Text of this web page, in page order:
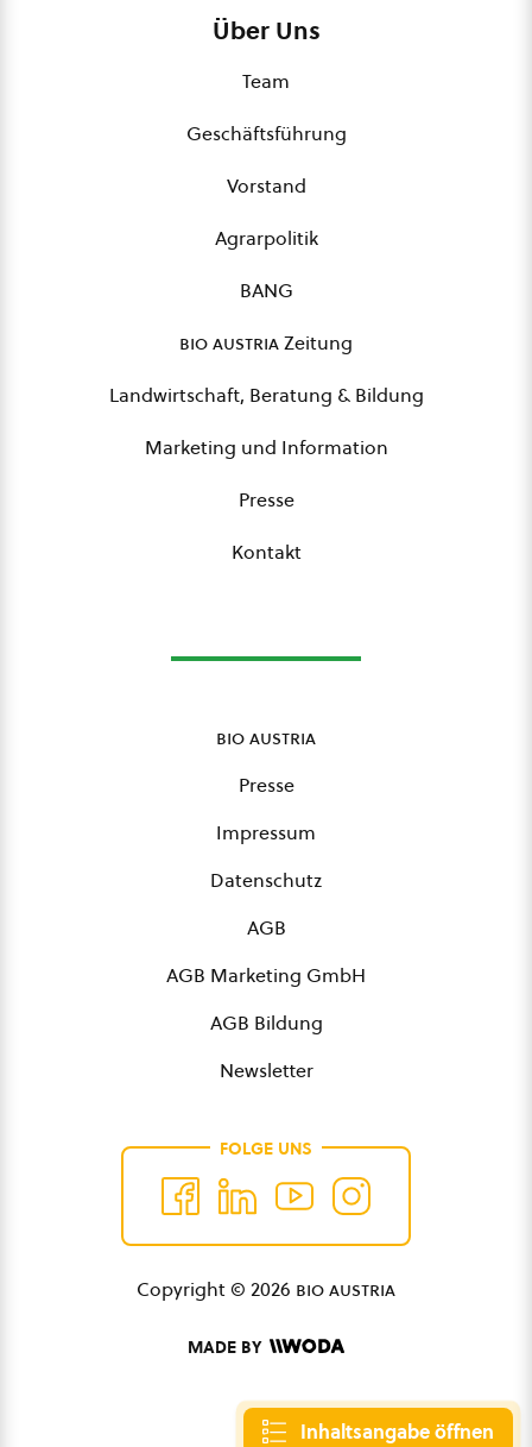
Inhaltsangabe öffnen
Über Uns
Team
Geschäftsführung
Vorstand
Agrarpolitik
BANG
bio austriaZeitung
Landwirtschaft, Beratung & Bildung
Marketing und Information
Presse
Kontakt
bio austria
Presse
Impressum
Datenschutz
AGB
AGB Marketing GmbH
AGB Bildung
Newsletter
FOLGE UNS
Copyright © 2026 bio austria
MADE BY